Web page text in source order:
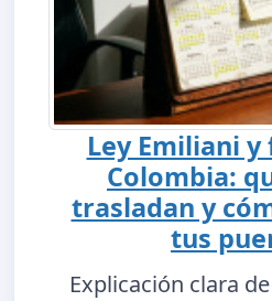
Ley Emiliani
Colombia:
trasladan y
tus
Explicación clara